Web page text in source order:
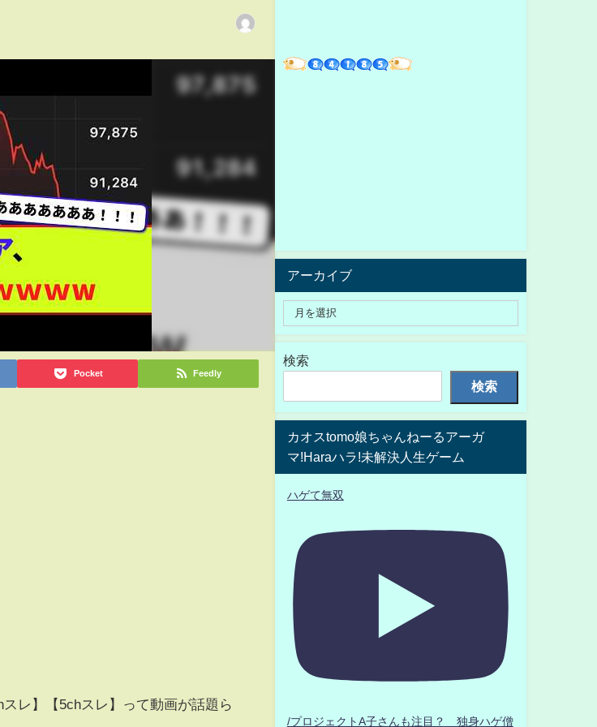
Pocket Feedly
レ】【5chスレ】って動画が話題ら
アーカイブ
検索
検索
カオスtomo娘ちゃんねーるアーガ
マ!Haraハラ!未解決人生ゲーム
ハゲて無双
/プロジェクトA子さんも注目？ 独身ハゲ僧